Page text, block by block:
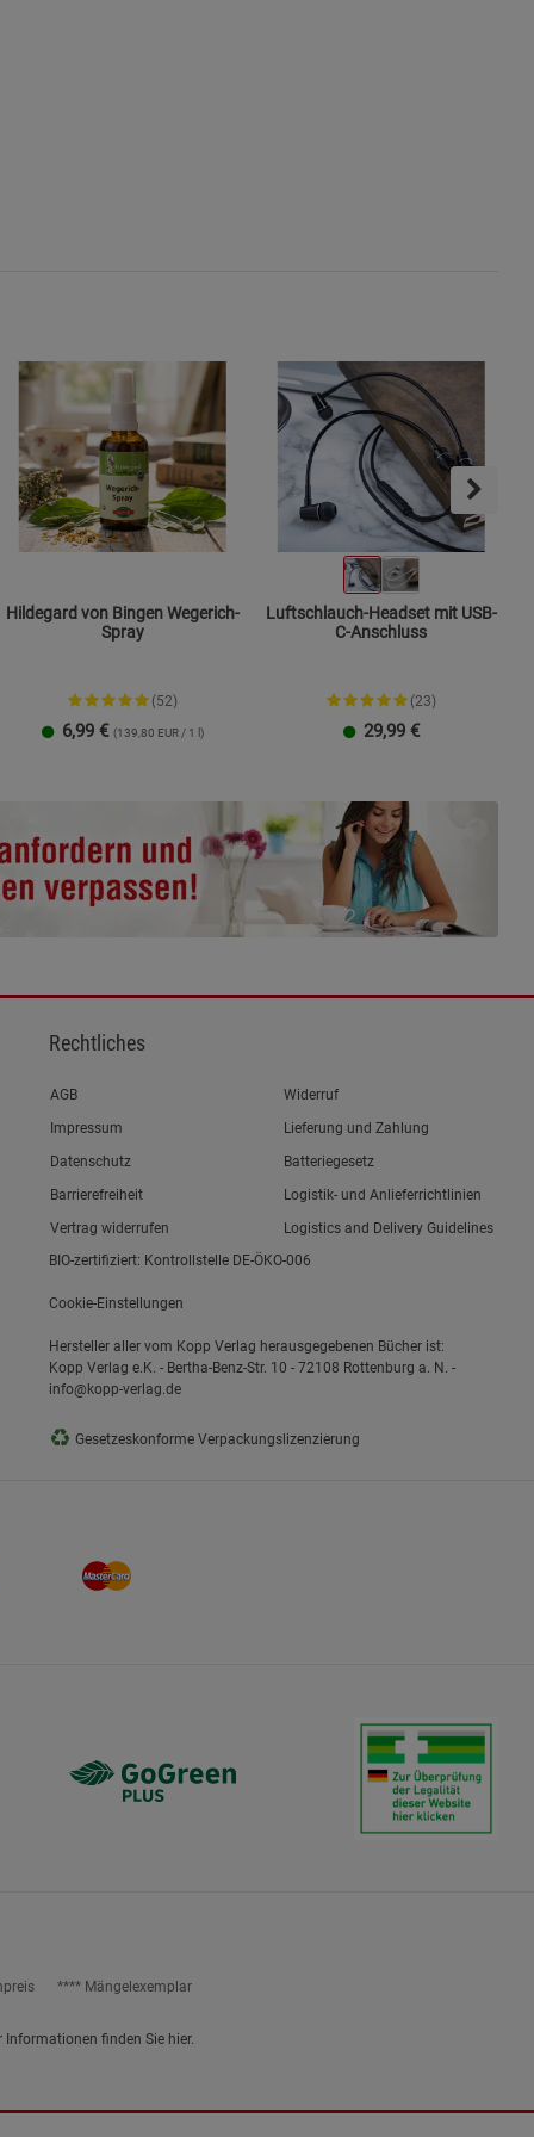
Hildegard von Bingen Wegerich-
Spray
(52)
6,99 € (139,80 EUR / 1 l)
Luftschlauch-Headset mit USB-
C-Anschluss
(23)
29,99 €
Rechtliches
Link zum/zur
AGB
Link zum/zur
Impressum
Link zum/zur
Datenschutz
Link zum/zur
Barrierefreiheit
Vertrag widerrufen
Widerruf
Lieferung und Zahlung
Batteriegesetz
Logistik- und Anlieferrichtlinien
Logistics and Delivery Guidelines
BIO-zertifiziert: Kontrollstelle DE-ÖKO-006
Cookie-Einstellungen
Hersteller aller vom Kopp Verlag herausgegebenen Bücher ist:
Kopp Verlag e.K. - Bertha-Benz-Str. 10 - 72108 Rottenburg a. N. -
info@kopp-verlag.de
♻ Gesetzeskonforme Verpackungslizenzierung
**** Mängelexemplar
Informationen finden Sie hier.